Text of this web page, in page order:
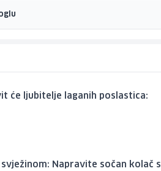
će ljubitelje laganih poslastica:
Napravite sočan kolač s